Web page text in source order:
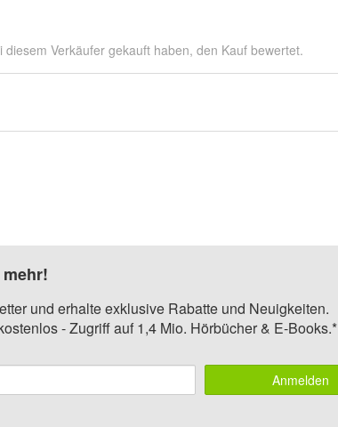
Verkäufer gekauft haben, den Kauf bewertet.
und erhalte exklusive Rabatte und Neuigkeiten.
- Zugriff auf 1,4 Mio. Hörbücher & E-Books.*
Anmelden